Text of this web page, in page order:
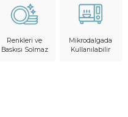
Renkleri ve
Baskısı Solmaz
Mikrodalgada
Kullanılabilir